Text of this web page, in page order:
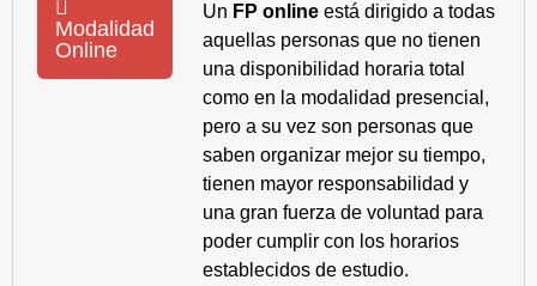
Modalidad
Online
Un FP online está dirigido a todas
aquellas personas que no tienen
una disponibilidad horaria total
como en la modalidad presencial,
pero a su vez son personas que
saben organizar mejor su tiempo,
tienen mayor responsabilidad y
una gran fuerza de voluntad para
poder cumplir con los horarios
establecidos de estudio.